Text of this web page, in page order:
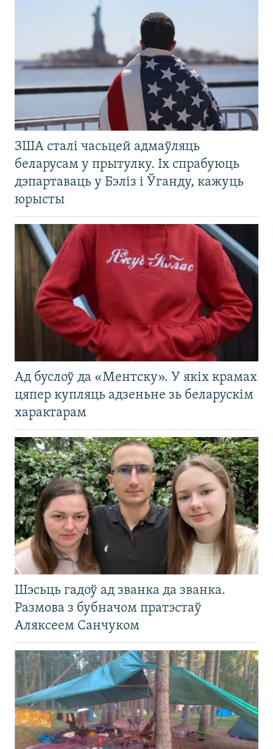
ЗША сталі часьцей адмаўляць
беларусам у прытулку. Іх спрабуюць
дэпартаваць у Бэліз і Ўганду, кажуць
юрысты
Ад буслоў да «Ментску». У якіх крамах
цяпер купляць адзеньне зь беларускім
характарам
Шэсьць гадоў ад званка да званка.
Размова з бубначом пратэстаў
Аляксеем Санчуком